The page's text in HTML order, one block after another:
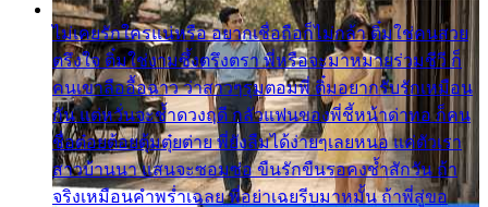
ไม่เคยรักใครแน่หรือ อยากเชื่อถือก็ไม่กล้า ติ๋มใช่คนสวย
ตรึงใจ ติ๋มใช่งามซึ้งตรึงตรา พี่หรือจะมาหมายร่วมชีวี ก็
คนเขาลืออื้อฉาว ว่าสาวๆรุมตอมพี่ ติ๋มอยากรับรักเหมือน
กัน แต่หวั่นจะช้ำดวงฤดี กลัวแฟนของพี่ชี้หน้าด่าทอ ก็คน
ชื่อต๋อยต้อยตุ้มตุ๋ยต่าย พี่ยังลืมได้ง่ายๆเลยหนอ แค่ตัวเรา
สาวบ้านนา แสนจะซอมซ่อ ขืนรักขืนรอคงช้ำสักวัน ถ้า
จริงเหมือนคำพร่ำเฉลย พี่อย่าเฉยรีบมาหมั้น ถ้าพี่สู่ขอ